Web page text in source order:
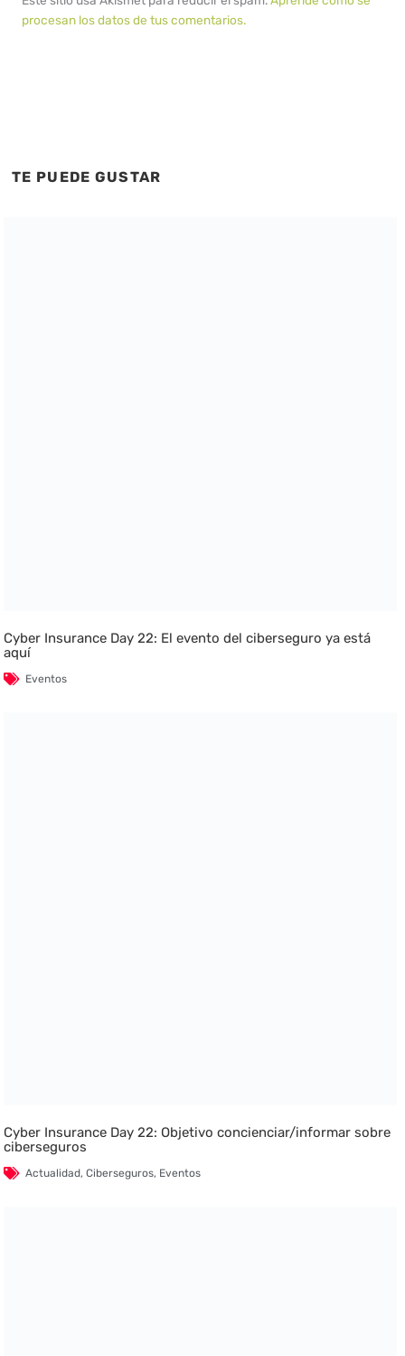
procesan los datos de tus comentarios.
TE PUEDE GUSTAR
Cyber Insurance Day 22: El evento del ciberseguro ya está
aquí
Eventos
Cyber Insurance Day 22: Objetivo concienciar/informar sobre
ciberseguros
Actualidad,Ciberseguros, Eventos